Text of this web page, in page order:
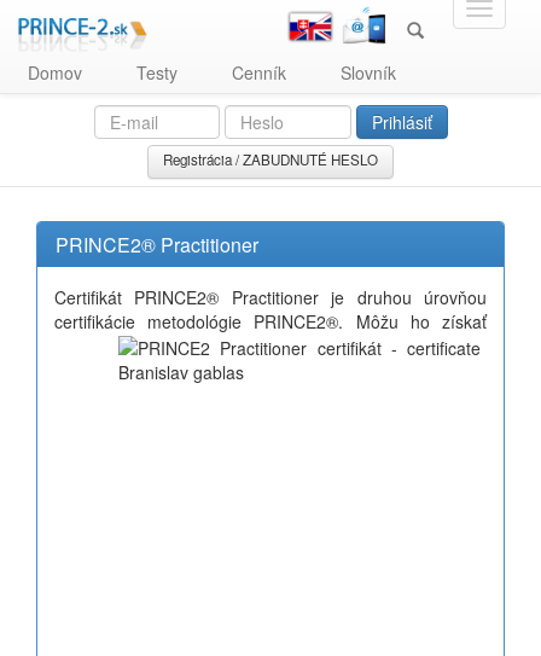
Domov Testy Cenník Slovník
Registrácia / ZABUDNUTÉ HESLO
PRINCE2® Practitioner
Certifikát PRINCE2® Practitioner je druhou úrovňou
certifikácie metodológie PRINCE2®. Môžu ho získať